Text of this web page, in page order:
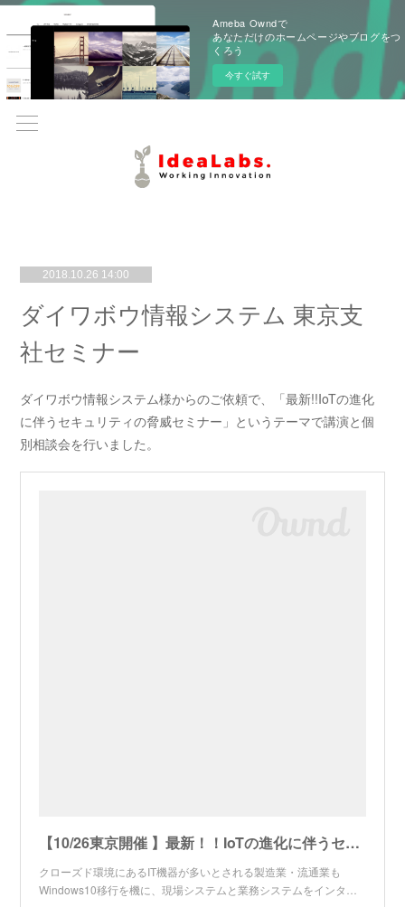
Ameba Owndで
あなただけのホームページやブログをつ
くろう
今すぐ試す
2018.10.26 14:00
ダイワボウ情報システム 東京支
社セミナー
ダイワボウ情報システム様からのご依頼で、「最新!!IoTの進化
に伴うセキュリティの脅威セミナー」というテーマで講演と個
別相談会を行いました。
【10/26東京開催 】最新！！IoTの進化に伴うセキュリティの脅威セミナー | ディーアイエスソリューションSI事例サイト
クローズド環境にあるIT機器が多いとされる製造業・流通業も
Windows10移行を機に、現場システムと業務システムをインタ…